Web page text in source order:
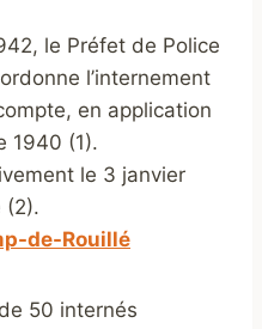
le Préfet de Police
l’internement
en application
1940 (1).
le 3 janvier
(2).
de-Rouillé
50 internés